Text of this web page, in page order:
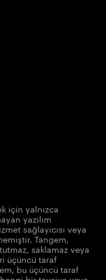
için yalnızca
yazılım
sağlayıcısı veya
Tangem,
saklamaz veya
üçüncü taraf
bu üçüncü taraf